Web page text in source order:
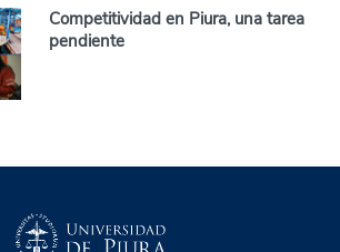
Competitividad en Piura, una tarea
pendiente